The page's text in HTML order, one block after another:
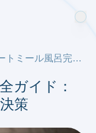
犬のオートミール風呂完全ガイド：かゆい肌に効く自然な解決策
ガイド：
策